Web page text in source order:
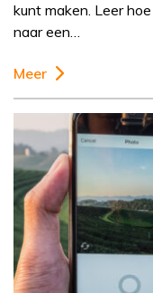
kunt maken. Leer
naar een…
Meer